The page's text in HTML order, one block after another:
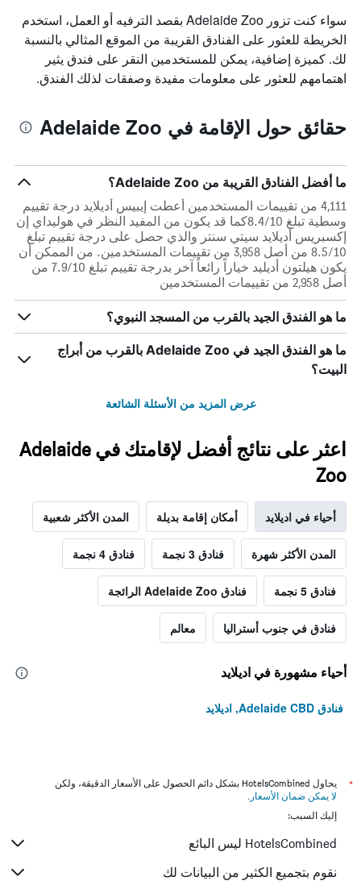
سواء كنت تزور Adelaide Zoo بقصد الترفيه أو العمل، استخدم
الخريطة للعثور على الفنادق القريبة من الموقع المثالي بالنسبة
لك. كميزة إضافية، يمكن للمستخدمين النقر على فندق يثير
اهتمامهم للعثور على معلومات مفيدة وصفقات لذلك الفندق.
حقائق حول الإقامة في Adelaide Zoo
ما أفضل الفنادق القريبة من Adelaide Zoo؟
4,111 من تقييمات المستخدمين أعطت إيبيس أديلايد درجة تقييم
وسطية تبلغ 8.4/10كما قد يكون من المفيد النظر في هوليداي إن
إكسبريس أديلايد سيتي سنتر والذي حصل على درجة تقييم تبلغ
8.5/10 من أصل 3,958 من تقييمات المستخدمين. من الممكن أن
يكون هيلتون أديليد خياراً رائعاً آخر بدرجة تقييم تبلغ 7.9/10 من
أصل 2,958 من تقييمات المستخدمين
ما هو الفندق الجيد بالقرب من المسجد النبوي؟
ما هو الفندق الجيد في Adelaide Zoo بالقرب من أبراج
البيت؟
عرض المزيد من الأسئلة الشائعة
اعثر على نتائج أفضل لإقامتك في Adelaide
Zoo
أحياء في اديلايد أمكان إقامة بديلة المدن الأكثر شعبية
المدن الأكثر شهرة فنادق 3 نجمة فنادق 4 نجمة
فنادق 5 نجمة فنادق Adelaide Zoo الرائجة
فنادق في جنوب أستراليا معالم
أحياء مشهورة في اديلايد
فنادق Adelaide CBD, اديلايد
*
يحاول HotelsCombined بشكل دائم الحصول على الأسعار الدقيقة، ولكن
لا يمكن ضمان الأسعار .
إليك السبب:
HotelsCombined ليس البائع
نقوم بتجميع الكثير من البيانات لك